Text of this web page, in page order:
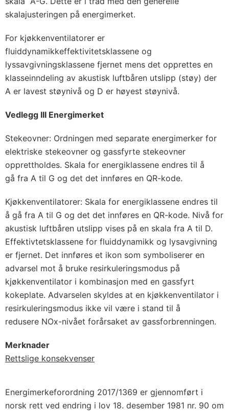
skalajusteringen på energimerket.
For kjøkkenventilatorer er
fluiddynamikkeffektivitetsklassene og
lyssavgivningsklassene fjernet mens det opprettes en
klasseinndeling av akustisk luftbåren utslipp (støy) der
A er lavest støynivå og D er høyest støynivå.
Vedlegg III Energimerket
Stekeovner: Ordningen med separate energimerker for
elektriske stekeovner og gassfyrte stekeovner
opprettholdes. Skala for energiklassene endres til å
gå fra A til G og det det innføres en QR-kode.
Kjøkkenventilatorer: Skala for energiklassene endres til
å gå fra A til G og det det innføres en QR-kode. Nivå for
akustisk luftbåren utslipp vises på en skala fra A til D.
Effektivtetsklassene for fluiddynamikk og lysavgivning
er fjernet. Det innføres et ikon som symboliserer en
advarsel mot å bruke resirkuleringsmodus på
kjøkkenventilator i kombinasjon med en gassfyrt
kokeplate. Advarselen skyldes at en kjøkkenventilator i
resirkuleringsmodus ikke vil være i stand til å
redusere NOx-nivået forårsaket av gassforbrenningen.
Merknader
Rettslige konsekvenser
Energimerkeforordning 2017/1369 er gjennomført i
norsk rett ved endring i lov 18. desember 1981 nr. 90 om